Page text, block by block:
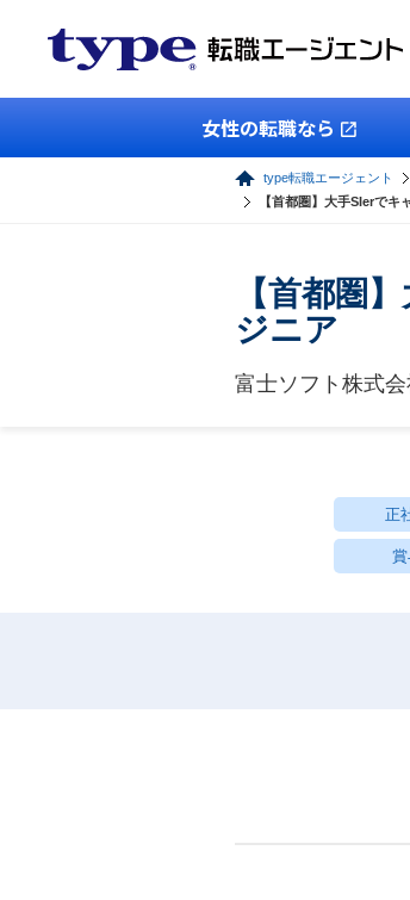
女性の転職なら
type転職エージェント
【首都圏】大手SIerで
【首都圏
ジニア
富士ソフト株式会
正
賞